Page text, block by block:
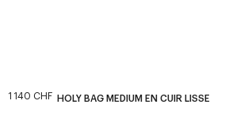
1 140 CHF HOLY BAG MEDIUM EN CUIR LISSE